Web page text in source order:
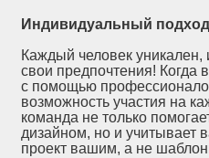
Индивидуальный
Каждый человек уникален,
свои предпочтения! Когда
с помощью
возможность участия на
команда не только
дизайном, но и учитывает
проект вашим, а не